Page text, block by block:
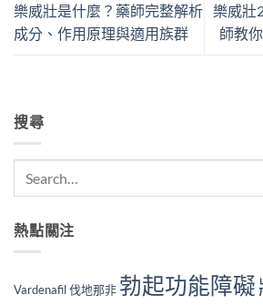
樂威壯是什麼？藥師完整解析
成分、作用原理與適用族群
樂威壯
師教
搜尋
熱點關注
Vardenafil伐地那非 勃起功能障礙